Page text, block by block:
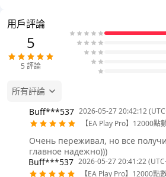
用戶評論
5
5 評論
所有評論
Buff***537 2026-05-27 20:42:12
【EA Play Pro】12000點
Очень переживал, но все
главное надежно)))
Buff***537 2026-05-27 20:41:22
【EA Play Pro】12000點